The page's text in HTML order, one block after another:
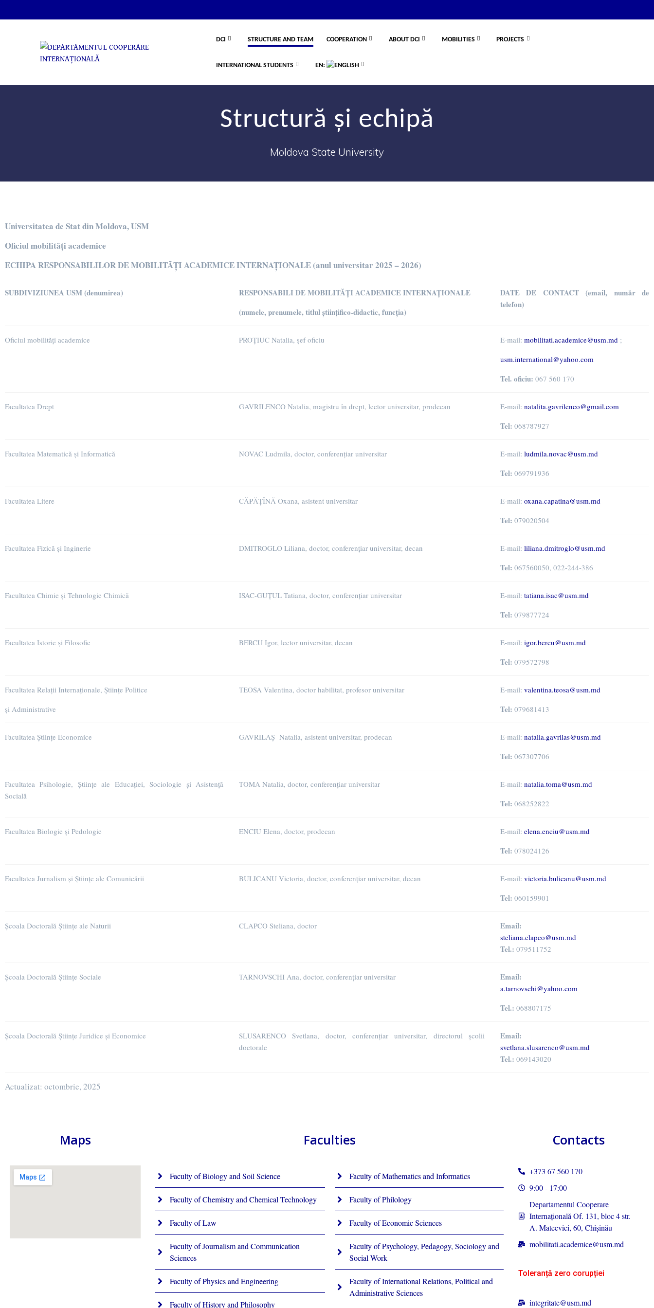
DCI STRUCTURE AND TEAM COOPERATION ABOUT DCI MOBILITIES PROJECTS
INTERNATIONAL STUDENTS EN:
Structură și echipă
Moldova State University
Universitatea de Stat din Moldova, USM
Oficiul mobilități academice
ECHIPA RESPONSABILILOR DE MOBILITĂȚI ACADEMICE INTERNAȚIONALE (anul universitar 2025 – 2026)
SUBDIVIZIUNEA USM (denumirea)
RESPONSABILI DE MOBILITĂȚI ACADEMICE INTERNAȚIONALE
(numele, prenumele, titlul științifico-didactic, funcția)
DATE DE CONTACT (email, număr de
telefon)
Oficiul mobilități academice PROȚIUC Natalia, șef oficiu E-mail: mobilitati.academice@usm.md ;
usm.international@yahoo.com
Tel. oficiu: 067 560 170
Facultatea Drept GAVRILENCO Natalia, magistru în drept, lector universitar, prodecan E-mail: natalita.gavrilenco@gmail.com
Tel: 068787927
Facultatea Matematică și Informatică NOVAC Ludmila, doctor, conferențiar universitar E-mail: ludmila.novac@usm.md
Tel: 069791936
Facultatea Litere CĂPĂȚÎNĂ Oxana, asistent universitar E-mail: oxana.capatina@usm.md
Tel: 079020504
Facultatea Fizică și Inginerie DMITROGLO Liliana, doctor, conferențiar universitar, decan E-mail: liliana.dmitroglo@usm.md
Tel: 067560050, 022-244-386
Facultatea Chimie și Tehnologie Chimică ISAC-GUȚUL Tatiana, doctor, conferențiar universitar E-mail: tatiana.isac@usm.md
Tel: 079877724
Facultatea Istorie și Filosofie BERCU Igor, lector universitar, decan E-mail: igor.bercu@usm.md
Tel: 079572798
Facultatea Relații Internaționale, Științe Politice
și Administrative
TEOSA Valentina, doctor habilitat, profesor universitar E-mail: valentina.teosa@usm.md
Tel: 079681413
Facultatea Științe Economice GAVRILAȘ Natalia, asistent universitar, prodecan E-mail: natalia.gavrilas@usm.md
Tel: 067307706
Facultatea Psihologie, Științe ale Educației, Sociologie și Asistență
Socială
TOMA Natalia, doctor, conferențiar universitar E-mail: natalia.toma@usm.md
Tel: 068252822
Facultatea Biologie și Pedologie ENCIU Elena, doctor, prodecan E-mail: elena.enciu@usm.md
Tel: 078024126
Facultatea Jurnalism și Științe ale Comunicării BULICANU Victoria, doctor, conferențiar universitar, decan E-mail: victoria.bulicanu@usm.md
Tel: 060159901
Școala Doctorală Științe ale Naturii CLAPCO Steliana, doctor Email:
steliana.clapco@usm.md
Tel.: 079511752
Școala Doctorală Științe Sociale TARNOVSCHI Ana, doctor, conferențiar universitar Email:
a.tarnovschi@yahoo.com
Tel.: 068807175
Școala Doctorală Științe Juridice și Economice
SLUSARENCO Svetlana, doctor, conferențiar universitar, directorul școlii
doctorale
Email:
svetlana.slusarenco@usm.md
Tel.: 069143020
Actualizat: octombrie, 2025
Maps Faculties
Faculty of Biology and Soil Science
Faculty of Chemistry and Chemical Technology
Faculty of Law
Faculty of Journalism and Communication
Sciences
Faculty of Physics and Engineering
Faculty of History and Philosophy
Faculty of Mathematics and Informatics
Faculty of Philology
Faculty of Economic Sciences
Faculty of Psychology, Pedagogy, Sociology and
Social Work
Faculty of International Relations, Political and
Administrative Sciences
Contacts
+373 67 560 170
9:00 - 17:00
Departamentul Cooperare
Internațională Of. 131, bloc 4 str.
A. Mateevici, 60, Chișinău
mobilitati.academice@usm.md
Toleranță zero corupției
integritate@usm.md